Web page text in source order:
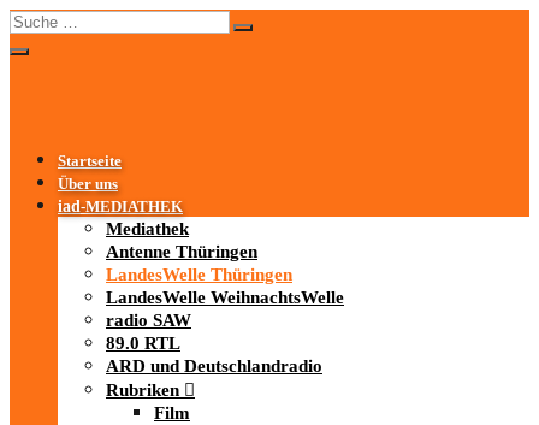
Startseite
Über uns
iad-MEDIATHEK
Mediathek
Antenne Thüringen
LandesWelle Thüringen
LandesWelle WeihnachtsWelle
radio SAW
89.0 RTL
ARD und Deutschlandradio
Rubriken
Film